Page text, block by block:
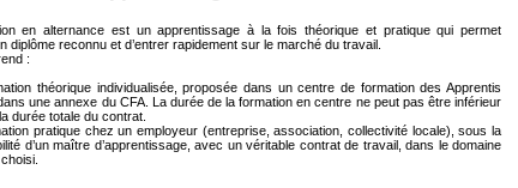
en alternance est un apprentissage à la fois théorique et pratique qui permet
diplôme reconnu et d’entrer rapidement sur le marché du travail.
:
théorique individualisée, proposée dans un centre de formation des Apprentis
une annexe du CFA. La durée de la formation en centre ne peut pas être inférieur
durée totale du contrat.
pratique chez un employeur (entreprise, association, collectivité locale), sous la
d’un maître d’apprentissage, avec un véritable contrat de travail, dans le domaine